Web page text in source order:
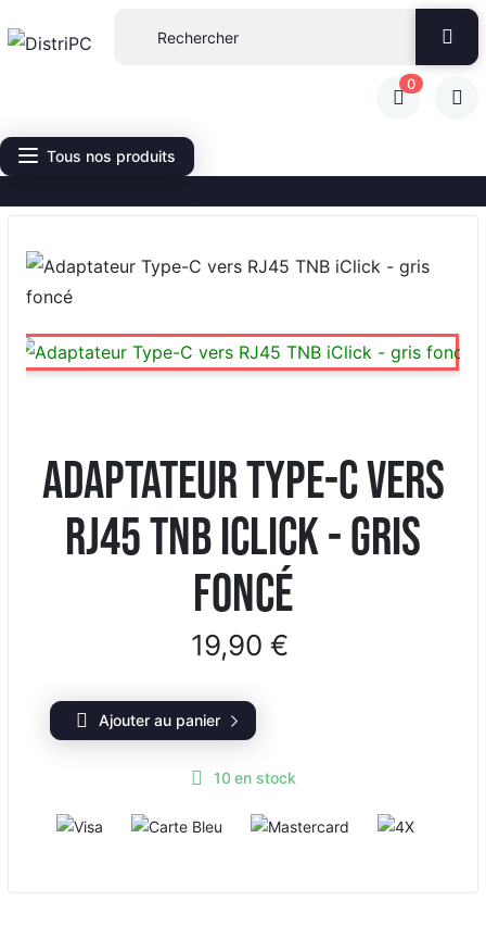
0
Tous nos produits
Adaptateur Type-C vers
RJ45 TNB iClick - gris
foncé
19,90 €
Ajouter au panier
10 en stock
4